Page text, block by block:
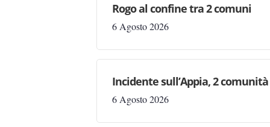
Rogo al confine tra 2 comuni
6 Agosto 2026
Incidente sull’Appia, 2
6 Agosto 2026